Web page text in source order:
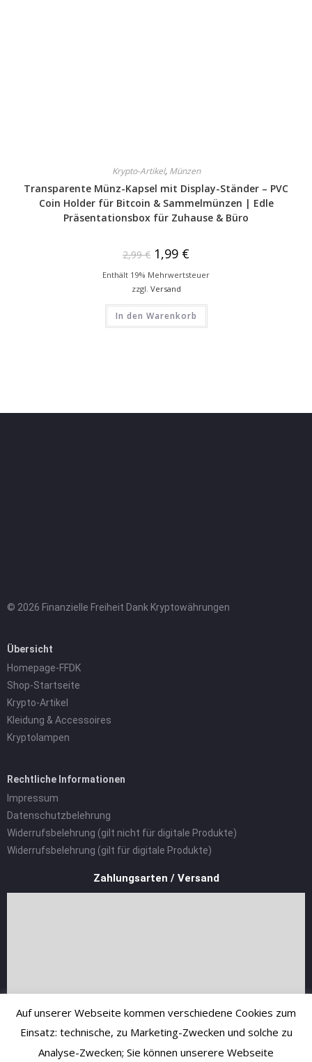
Krypto-Artikel, Münzen
Transparente Münz-Kapsel mit Display-Ständer – PVC
Coin Holder für Bitcoin & Sammelmünzen | Edle
Präsentationsbox für Zuhause & Büro
2,99€ 1,99 €
Enthält 19% Mehrwertsteuer
zzgl. Versand
In den Warenkorb
© 2026 Finanzielle Freiheit Dank Kryptowährungen
Übersicht
Homepage-FFDK
Shop-Startseite
Krypto-Artikel
Kleidung & Accessoires
Kryptolampen
Rechtliche Informationen
Impressum
Datenschutzbelehrung
Widerrufsbelehrung (gilt nicht für digitale Produkte)
Widerrufsbelehrung (gilt für digitale Produkte)
Zahlungsarten / Versand
Auf unserer Webseite kommen verschiedene Cookies zum
Einsatz: technische, zu Marketing-Zwecken und solche zu
Analyse-Zwecken; Sie können unserere Webseite